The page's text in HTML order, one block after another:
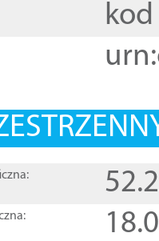
kod